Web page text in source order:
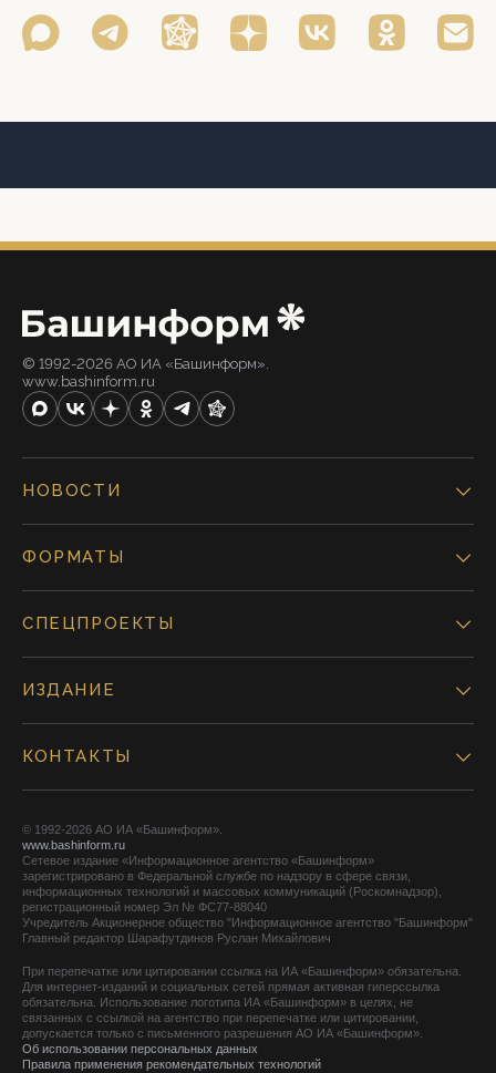
© 1992-2026 АО ИА «Башинформ».
www.bashinform.ru
НОВОСТИ
ФОРМАТЫ
СПЕЦПРОЕКТЫ
ИЗДАНИЕ
КОНТАКТЫ
© 1992-2026 АО ИА «Башинформ».
www.bashinform.ru
Сетевое издание «Информационное агентство «Башинформ»
зарегистрировано в Федеральной службе по надзору в сфере связи,
информационных технологий и массовых коммуникаций (Роскомнадзор),
регистрационный номер Эл № ФС77-88040
Учредитель Акционерное общество "Информационное агентство "Башинформ"
Главный редактор Шарафутдинов Руслан Михайлович
При перепечатке или цитировании ссылка на ИА «Башинформ» обязательна.
Для интернет-изданий и социальных сетей прямая активная гиперссылка
обязательна. Использование логотипа ИА «Башинформ» в целях, не
связанных с ссылкой на агентство при перепечатке или цитировании,
допускается только с письменного разрешения АО ИА «Башинформ».
Об использовании персональных данных
Правила применения рекомендательных технологий